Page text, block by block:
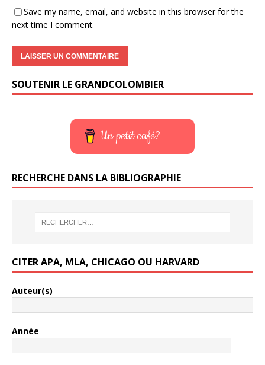
Save my name, email, and website in this browser for the
next time I comment.
SOUTENIR LE GRANDCOLOMBIER
Un petit café?
RECHERCHE DANS LA BIBLIOGRAPHIE
CITER APA, MLA, CHICAGO OU HARVARD
Auteur(s)
Année